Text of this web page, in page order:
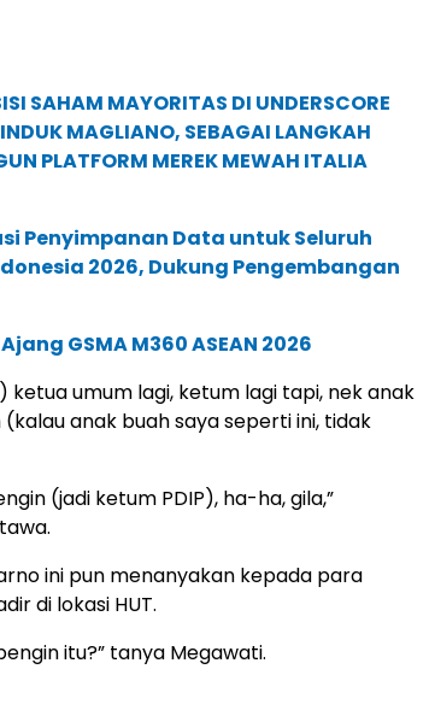
SAHAM MAYORITAS DI UNDERSCORE
MAGLIANO, SEBAGAI LANGKAH
PLATFORM MEREK MEWAH ITALIA
Penyimpanan Data untuk Seluruh
2026, Dukung Pengembangan
GSMA M360 ASEAN 2026
ketua umum lagi, ketum lagi tapi, nek anak
anak buah saya seperti ini, tidak
(jadi ketum PDIP), ha-ha, gila,”
ini pun menanyakan kepada para
di lokasi HUT.
itu?” tanya Megawati.